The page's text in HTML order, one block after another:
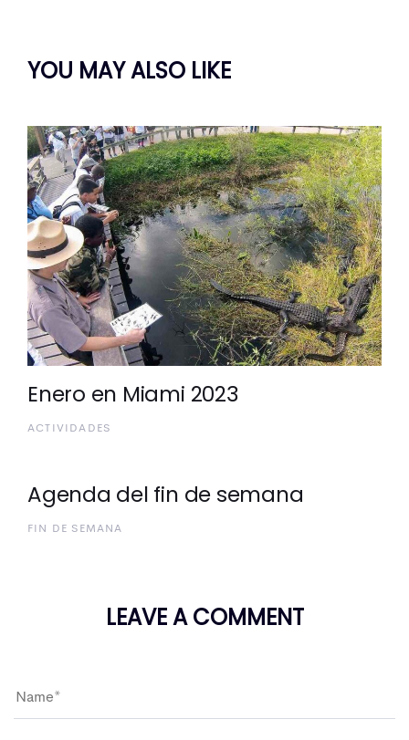
YOU MAY ALSO LIKE
Enero en Miami 2023
ACTIVIDADES
Agenda del fin de semana
FIN DE SEMANA
LEAVE A COMMENT